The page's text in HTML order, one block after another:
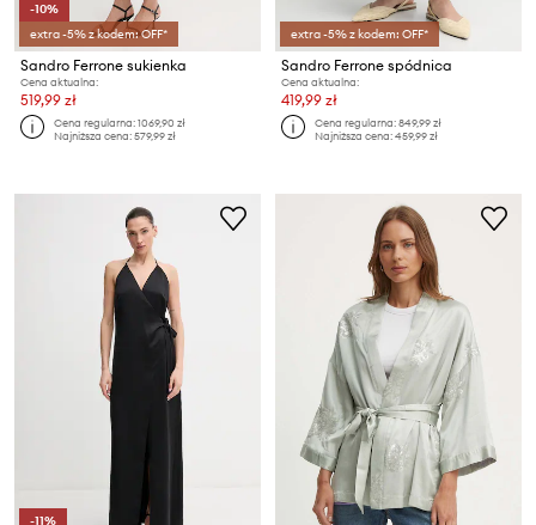
-10%
extra -5% z kodem: OFF*
Sandro Ferrone sukienka
Cena aktualna:
519,99 zł
Cena regularna:1069,90 zł
Najniższa cena:579,99 zł
extra -5% z kodem: OFF*
Sandro Ferrone spódnica
Cena aktualna:
419,99 zł
Cena regularna:849,99 zł
Najniższa cena:459,99 zł
-11%